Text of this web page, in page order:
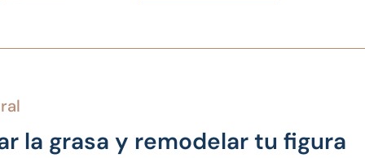
la grasa y remodelar tu figura